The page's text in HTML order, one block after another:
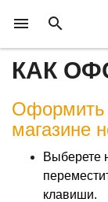
КАК
Оформить
магазине
Выберете
клавиши.